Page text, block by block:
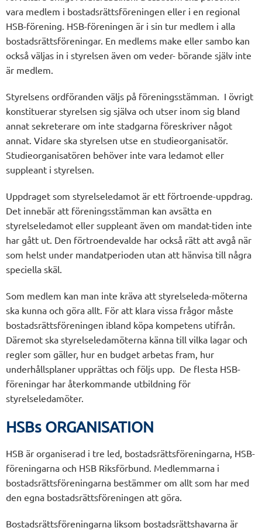
vara medlem i bostadsrättsföreningen eller i en regional
HSB-förening. HSB-föreningen är i sin tur medlem i alla
bostadsrättsföreningar. En medlems make eller sambo kan
också väljas in i styrelsen även om veder- börande själv inte
är medlem.
Styrelsens ordföranden väljs på föreningsstämman. I övrigt
konstituerar styrelsen sig själva och utser inom sig bland
annat sekreterare om inte stadgarna föreskriver något
annat. Vidare ska styrelsen utse en studieorganisatör.
Studieorganisatören behöver inte vara ledamot eller
suppleant i styrelsen.
Uppdraget som styrelseledamot är ett förtroende-uppdrag.
Det innebär att föreningsstämman kan avsätta en
styrelseledamot eller suppleant även om mandat-tiden inte
har gått ut. Den förtroendevalde har också rätt att avgå när
som helst under mandatperioden utan att hänvisa till några
speciella skäl.
Som medlem kan man inte kräva att styrelseleda-möterna
ska kunna och göra allt. För att klara vissa frågor måste
bostadsrättsföreningen ibland köpa kompetens utifrån.
Däremot ska styrelseledamöterna känna till vilka lagar och
regler som gäller, hur en budget arbetas fram, hur
underhållsplaner upprättas och följs upp. De flesta HSB-
föreningar har återkommande utbildning för
styrelseledamöter.
HSBs ORGANISATION
HSB är organiserad i tre led, bostadsrättsföreningarna, HSB-
föreningarna och HSB Riksförbund. Medlemmarna i
bostadsrättsföreningarna bestämmer om allt som har med
den egna bostadsrättsföreningen att göra.
Bostadsrättsföreningarna liksom bostadsrättshavarna är